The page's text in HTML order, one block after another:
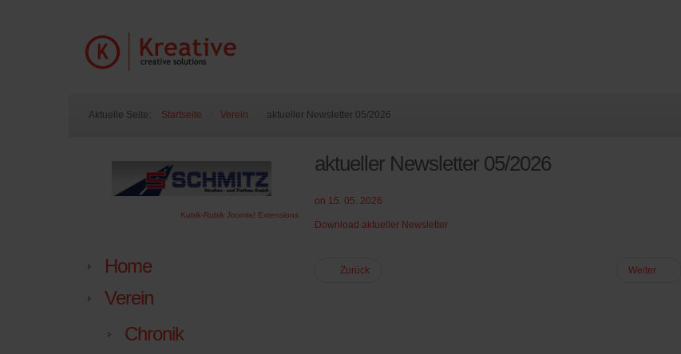
Aktuelle Seite: Startseite Verein aktueller Newsletter 05/2026
Kubik-Rubik Joomla! Extensions
Home
Verein
Chronik
aktueller Newsletter 05/2026
on 15. 05. 2026
Download aktueller Newsletter
Zurück Weiter